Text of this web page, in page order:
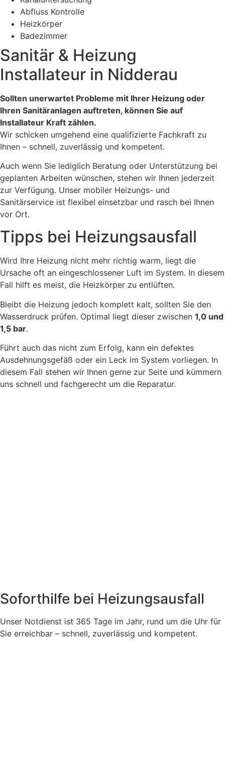
Abfluss Kontrolle
Heizkörper
Badezimmer
Sanitär & Heizung
Installateur in Nidderau
Sollten unerwartet Probleme mit Ihrer Heizung oder
Ihren Sanitäranlagen auftreten, können Sie auf
Installateur Kraft zählen.
Wir schicken umgehend eine qualifizierte Fachkraft zu
Ihnen – schnell, zuverlässig und kompetent.
Auch wenn Sie lediglich Beratung oder Unterstützung bei
geplanten Arbeiten wünschen, stehen wir Ihnen jederzeit
zur Verfügung. Unser mobiler Heizungs- und
Sanitärservice ist flexibel einsetzbar und rasch bei Ihnen
vor Ort.
Tipps bei Heizungsausfall
Wird Ihre Heizung nicht mehr richtig warm, liegt die
Ursache oft an eingeschlossener Luft im System. In diesem
Fall hilft es meist, die Heizkörper zu entlüften.
Bleibt die Heizung jedoch komplett kalt, sollten Sie den
Wasserdruck prüfen. Optimal liegt dieser zwischen 1,0 und
1,5 bar.
Führt auch das nicht zum Erfolg, kann ein defektes
Ausdehnungsgefäß oder ein Leck im System vorliegen. In
diesem Fall stehen wir Ihnen gerne zur Seite und kümmern
uns schnell und fachgerecht um die Reparatur.
Soforthilfe bei Heizungsausfall
Unser Notdienst ist 365 Tage im Jahr, rund um die Uhr für
Sie erreichbar – schnell, zuverlässig und kompetent.